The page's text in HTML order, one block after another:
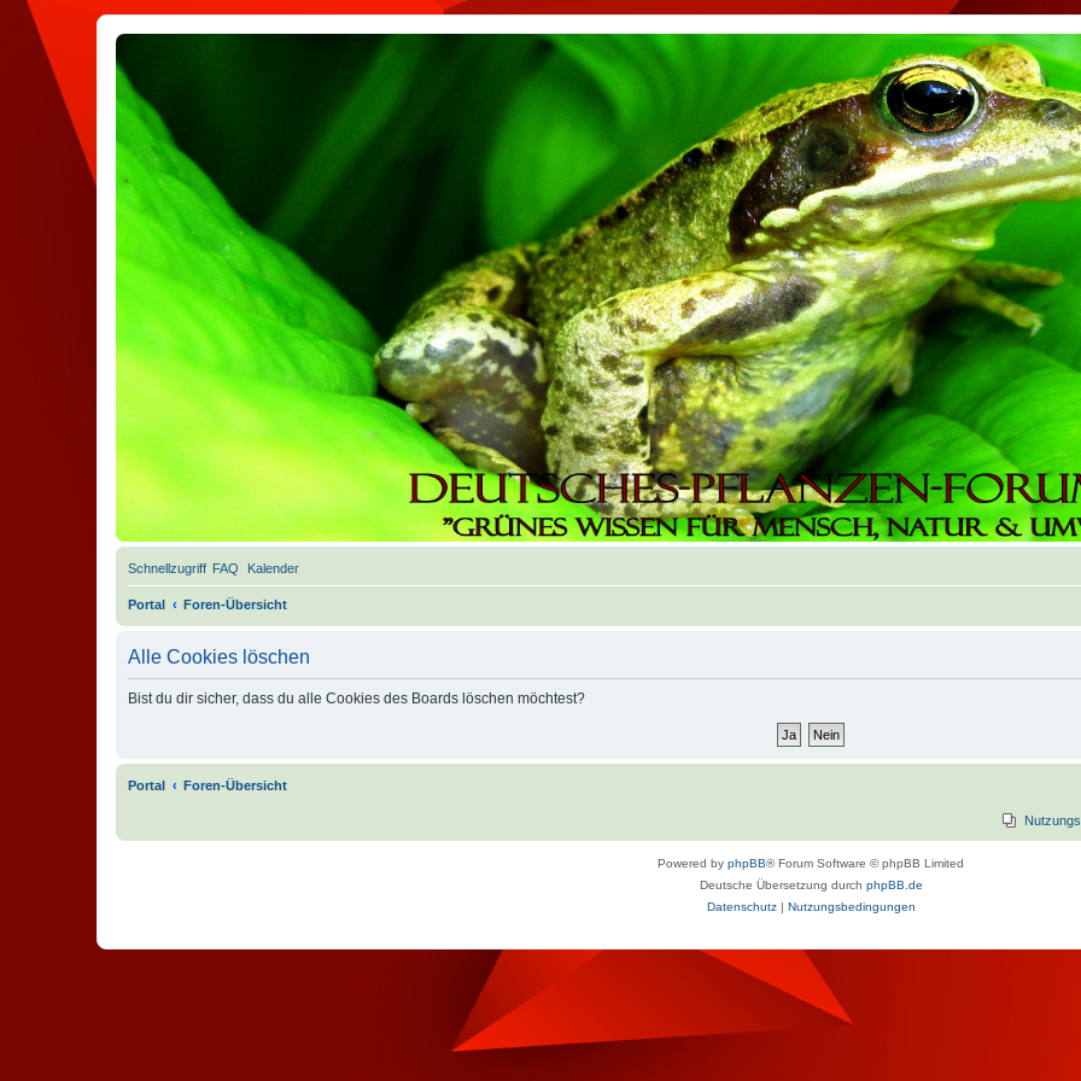
Schnellzugriff FAQ Kalender
Portal Foren-Übersicht
Alle Cookies löschen
Bist du dir sicher, dass du alle Cookies des Boards löschen möchtest?
Portal Foren-Übersicht
Powered by phpBB® Forum Software © phpBB Limited
Deutsche Übersetzung durch phpBB.de
Datenschutz| Nutzungsbedingungen